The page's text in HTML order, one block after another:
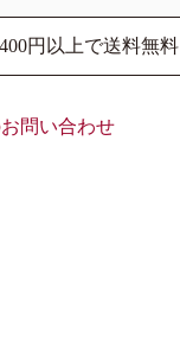
円以上で送料無料
問い合わせ